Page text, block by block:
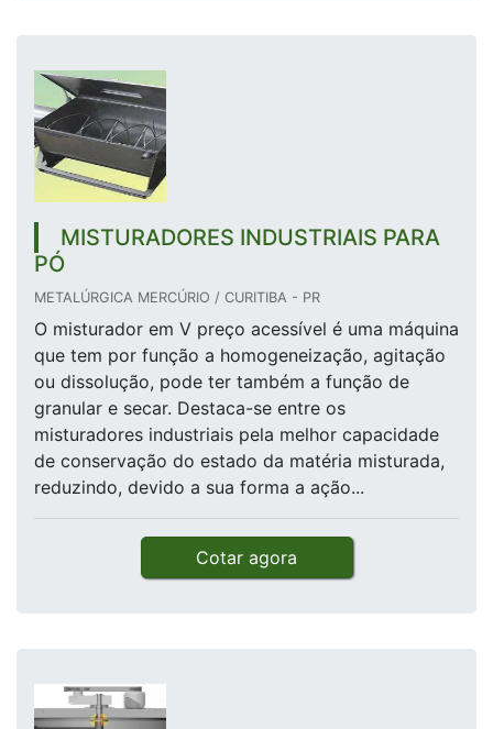
MISTURADORES INDUSTRIAIS PARA
PÓ
METALÚRGICA MERCÚRIO / CURITIBA - PR
O misturador em V preço acessível é uma máquina
que tem por função a homogeneização, agitação
ou dissolução, pode ter também a função de
granular e secar. Destaca-se entre os
misturadores industriais pela melhor capacidade
de conservação do estado da matéria misturada,
reduzindo, devido a sua forma a ação...
Cotar agora